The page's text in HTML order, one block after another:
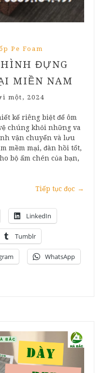
Pe Foam
ĐỰNG
MIỀN NAM
một, 2024
kế riêng biệt để ôm
chúng khỏi những va
vận chuyển và lưu
mềm mại, đàn hồi tốt,
bộ ấm chén của bạn,
Tiếp tục đọc →
LinkedIn
Tumblr
WhatsApp